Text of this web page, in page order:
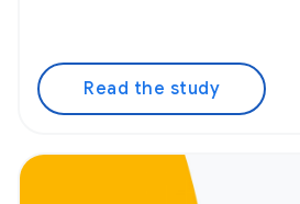
Read the study